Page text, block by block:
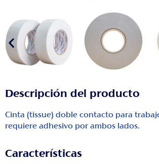
Descripción del producto
Cinta (tissue) doble contacto para
requiere adhesivo por ambos lados.
Características